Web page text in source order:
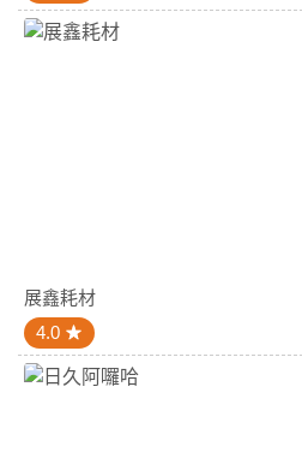
展鑫耗材
4.0